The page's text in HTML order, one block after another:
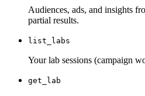
Audiences, ads, and insights
partial results.
list_labs
Your lab sessions (campaign
get_lab